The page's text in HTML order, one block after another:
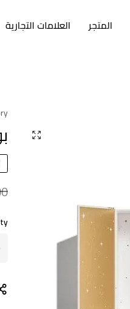
المتجر العلامات التجارية